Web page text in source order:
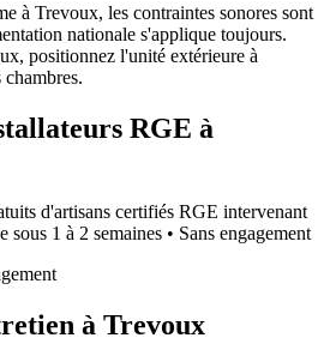
à Trevoux, les contraintes sonores sont
nationale s'applique toujours.
positionnez l'unité extérieure à
chambres.
RGE à
d'artisans certifiés RGE intervenant
sous 1 à 2 semaines • Sans engagement
à Trevoux